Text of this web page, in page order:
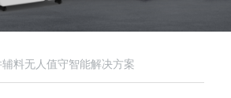
备品
存储
料无人值守智能解决方案